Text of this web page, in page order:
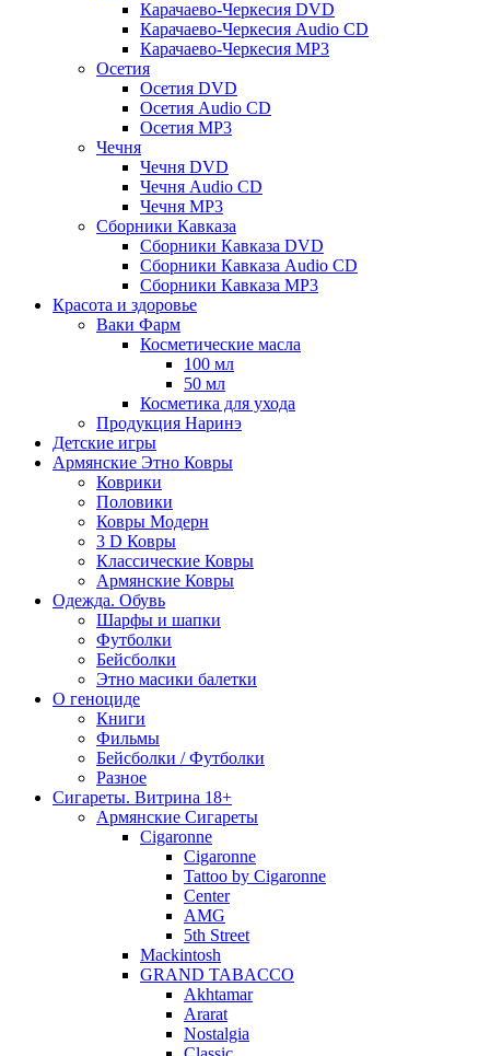
Карачаево-Черкесия DVD
Карачаево-Черкесия Audio CD
Карачаево-Черкесия MP3
Осетия
Осетия DVD
Осетия Audio CD
Осетия MP3
Чечня
Чечня DVD
Чечня Audio CD
Чечня MP3
Сборники Кавказа
Сборники Кавказа DVD
Сборники Кавказа Audio CD
Сборники Кавказа MP3
Красота и здоровье
Ваки Фарм
Косметические масла
100 мл
50 мл
Косметика для ухода
Продукция Наринэ
Детские игры
Армянские Этно Ковры
Коврики
Половики
Ковры Модерн
3 D Ковры
Классические Ковры
Армянские Ковры
Одежда. Обувь
Шарфы и шапки
Футболки
Бейсболки
Этно масики балетки
О геноциде
Книги
Фильмы
Бейсболки / Футболки
Разное
Сигареты. Витрина 18+
Армянские Сигареты
Cigaronne
Cigaronne
Tattoo by Cigaronne
Center
AMG
5th Street
Mackintosh
GRAND TABACCO
Akhtamar
Ararat
Nostalgia